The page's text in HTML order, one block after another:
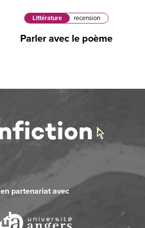
Littérature recension
Parler avec le poème
en partenariat avec